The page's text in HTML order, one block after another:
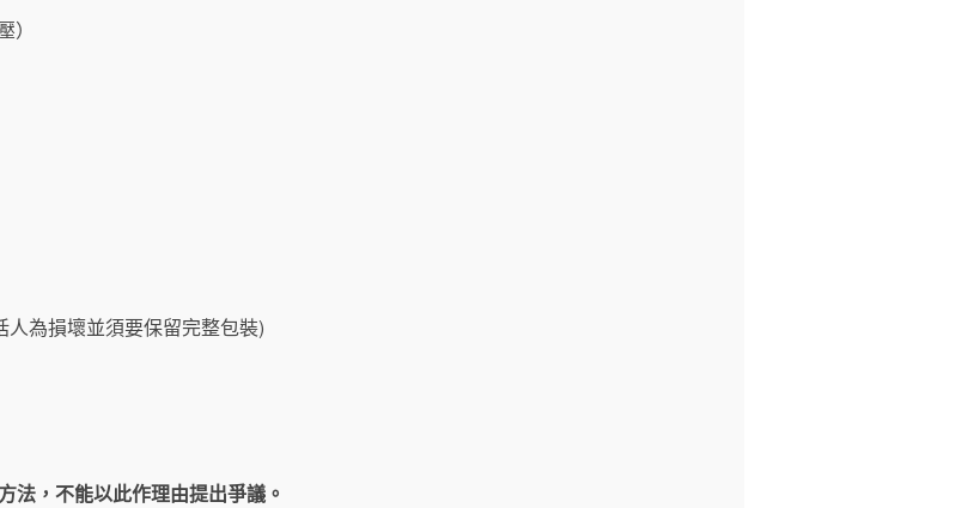
為損壞並須要保留完整包裝)
法，不能以此作理由提出爭議。